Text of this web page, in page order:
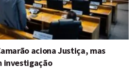
aciona Justiça, mas
investigação